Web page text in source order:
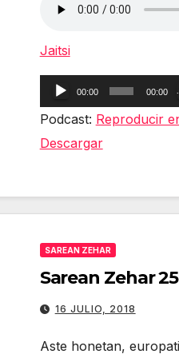
Jaitsi
Reproductor
de
audio
00:00 00:00
Podcast: Reproducir
Descargar
SAREAN ZEHAR
Sarean Zehar
16 JULIO, 2018
Aste honetan,